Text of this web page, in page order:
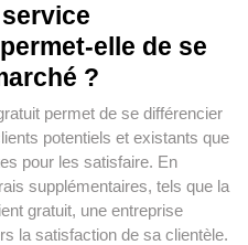
service
elle de se
?
permet de se différencier
potentiels et existants que
pour les satisfaire. En
supplémentaires, tels que la
gratuit, une entreprise
la satisfaction de sa clientèle.